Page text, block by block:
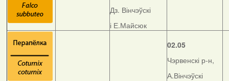
Дз. Вінчэўскі
і Е.Майсюк
02.05
Чэрвенскі р-н,
А.Вінчэўскі